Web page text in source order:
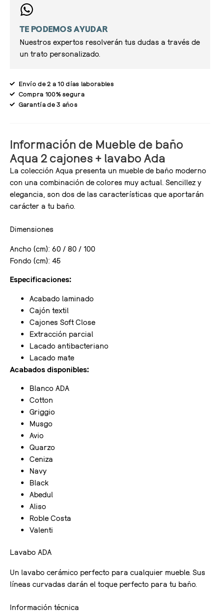
TE PODEMOS AYUDAR
Nuestros expertos resolverán tus dudas a través de
un trato personalizado.
Envío de 2 a 10 días laborables
Compra 100% segura
Garantía de 3 años
Información de Mueble de baño
Aqua 2 cajones + lavabo Ada
La colección Aqua presenta un mueble de baño moderno
con una combinación de colores muy actual. Sencillez y
elegancia, son dos de las características que aportarán
carácter a tu baño.
Dimensiones
Ancho (cm): 60 / 80 / 100
Fondo (cm): 45
Especificaciones:
Acabado laminado
Cajón textil
Cajones Soft Close
Extracción parcial
Lacado antibacteriano
Lacado mate
Acabados disponibles:
Blanco ADA
Cotton
Griggio
Musgo
Avio
Quarzo
Ceniza
Navy
Black
Abedul
Aliso
Roble Costa
Valenti
Lavabo ADA
Un lavabo cerámico perfecto para cualquier mueble. Sus
líneas curvadas darán el toque perfecto para tu baño.
Información técnica